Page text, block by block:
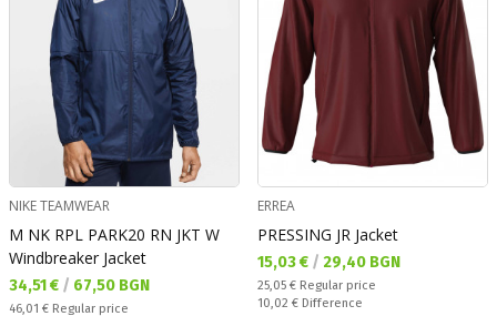
NIKE TEAMWEAR
M NK RPL PARK20 RN JKT W
Windbreaker Jacket
Текуща цена:
34,51 € / 67,50 BGN
Regular price:
46,01 € Regular price
ERREA
PRESSING JR Jacket
Текуща цена:
15,03 € / 29,40 BGN
Regular price:
25,05 € Regular price
Спестявате:
10,02 € Difference